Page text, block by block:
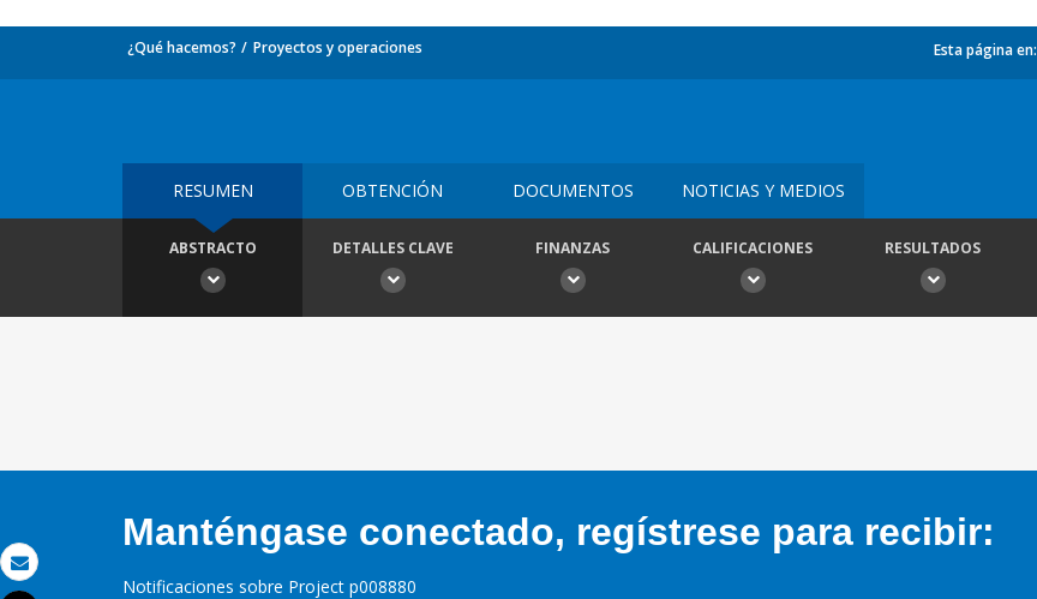
Correo electrónico
¿Qué hacemos? Proyectos y operaciones Esta página en:
RESUMEN OBTENCIÓN DOCUMENTOS NOTICIAS Y MEDIOS
ABSTRACTO DETALLES CLAVE FINANZAS CALIFICACIONES RESULTADOS
Manténgase conectado, regístrese para recibir:
Notificaciones sobre Project p008880